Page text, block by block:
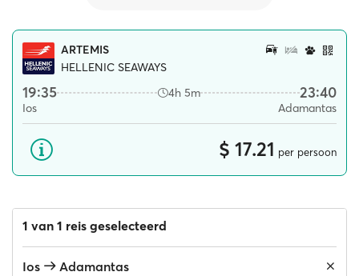
ARTEMIS
HELLENIC SEAWAYS
19:35 4h 5m 23:40
Ios Adamantas
$ 17.21 per persoon
1 van 1 reis geselecteerd
Ios
Adamantas